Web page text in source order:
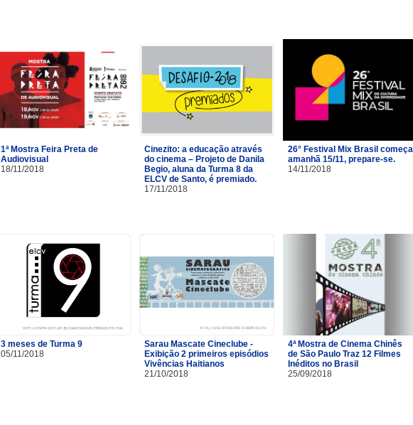
1ª Mostra Feira Preta de
Audiovisual
18/11/2018
Cinezito: a educação através
do cinema – Projeto de Danila
Begio, aluna da Turma 8 da
ELCV de Santo, é premiado.
17/11/2018
26° Festival Mix Brasil começa
amanhã 15/11, prepare-se.
14/11/2018
3 meses de Turma 9
05/11/2018
Sarau Mascate Cineclube -
Exibição 2 primeiros episódios
Vivências Haitianos
21/10/2018
4ª Mostra de Cinema Chinês
de São Paulo Traz 12 Filmes
Inéditos no Brasil
25/09/2018